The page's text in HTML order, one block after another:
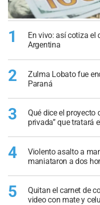
1
En vivo: así cotiza el
Argentina
2
Zulma Lobato fue
Paraná
3
Qué dice el proyecto
privada” que tratará
4
Violento asalto a
maniataron a dos
5
Quitan el carnet de
video con mate y